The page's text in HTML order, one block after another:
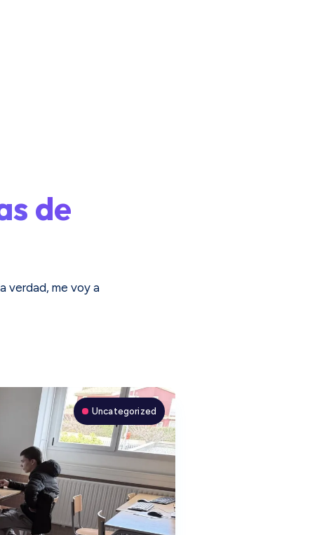
de
verdad, me voy a
Uncategorized